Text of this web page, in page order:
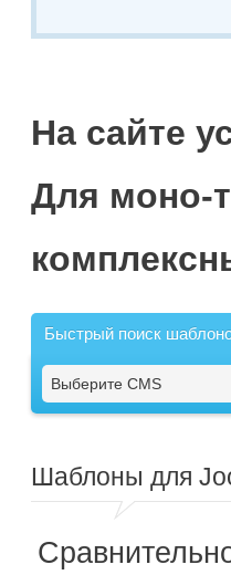
На сайте
Для моно-
Быстрый поиск
Выберите CMS
Шаблоны для